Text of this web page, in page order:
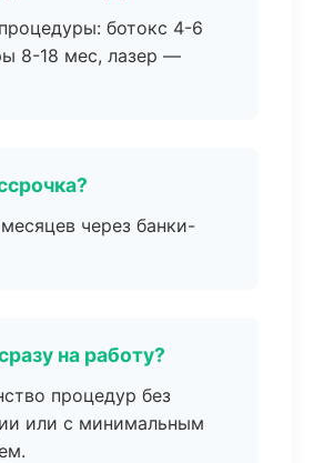
ботокс 4-6
8-18 мес, лазер —
через банки-
на работу?
процедур без
или с минимальным